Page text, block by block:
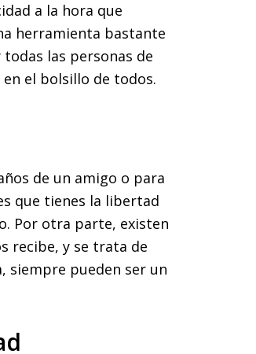
a la hora que
herramienta bastante
las personas de
el bolsillo de todos.
de un amigo o para
que tienes la libertad
Por otra parte, existen
recibe, y se trata de
siempre pueden ser un